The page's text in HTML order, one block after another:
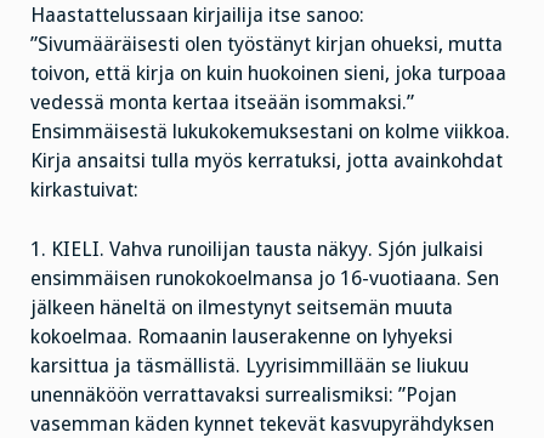
Haastattelussaan kirjailija itse sanoo:
”Sivumääräisesti olen työstänyt kirjan ohueksi, mutta
toivon, että kirja on kuin huokoinen sieni, joka turpoaa
vedessä monta kertaa itseään isommaksi.”
Ensimmäisestä lukukokemuksestani on kolme viikkoa.
Kirja ansaitsi tulla myös kerratuksi, jotta avainkohdat
kirkastuivat:
1. KIELI. Vahva runoilijan tausta näkyy. Sjón julkaisi
ensimmäisen runokokoelmansa jo 16-vuotiaana. Sen
jälkeen häneltä on ilmestynyt seitsemän muuta
kokoelmaa. Romaanin lauserakenne on lyhyeksi
karsittua ja täsmällistä. Lyyrisimmillään se liukuu
unennäköön verrattavaksi surrealismiksi: ”Pojan
vasemman käden kynnet tekevät kasvupyrähdyksen